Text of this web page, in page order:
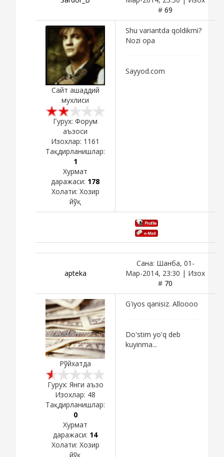
# 69
Сайт ашаддий
мухлиси
Гурух: Форум
аъзоси
Изохлар: 1161
Тақдирланишлар:
1
Хурмат
даражаси: 178
Холати: Хозир
йўқ
Shu variantda qoldikmi?
Nozi opa
Sayyod.com
apteka
Сана: Шанба, 01-
Мар-2014, 23:30 | Изох
# 70
Рўйхатда
Гурух: Янги аъзо
Изохлар: 48
Тақдирланишлар:
0
Хурмат
даражаси: 14
Холати: Хозир
йўқ
G'iyos qanisiz. Alloooo
Do'stim yo'q deb
kuyinma...